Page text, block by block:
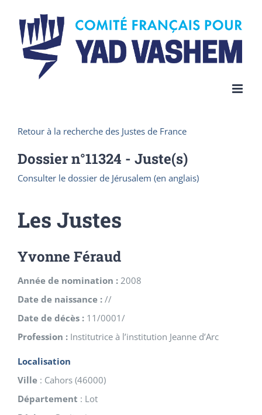
content
Retour à la recherche des Justes de France
Dossier n°11324 - Juste(s)
Consulter le dossier de Jérusalem (en anglais)
Les Justes
Yvonne Féraud
Année de nomination : 2008
Date de naissance : //
Date de décès : 11/0001/
Profession : Institutrice à l’institution Jeanne d’Arc
Localisation
Ville : Cahors (46000)
Département : Lot